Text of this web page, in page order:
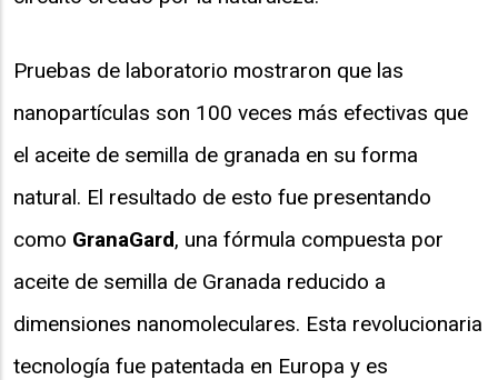
Pruebas de laboratorio mostraron que las
nanopartículas son 100 veces más efectivas que
el aceite de semilla de granada en su forma
natural. El resultado de esto fue presentando
como GranaGard, una fórmula compuesta por
aceite de semilla de Granada reducido a
dimensiones nanomoleculares. Esta revolucionaria
tecnología fue patentada en Europa y es